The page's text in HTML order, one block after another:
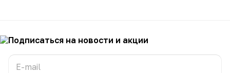
Подписаться на новости и акции